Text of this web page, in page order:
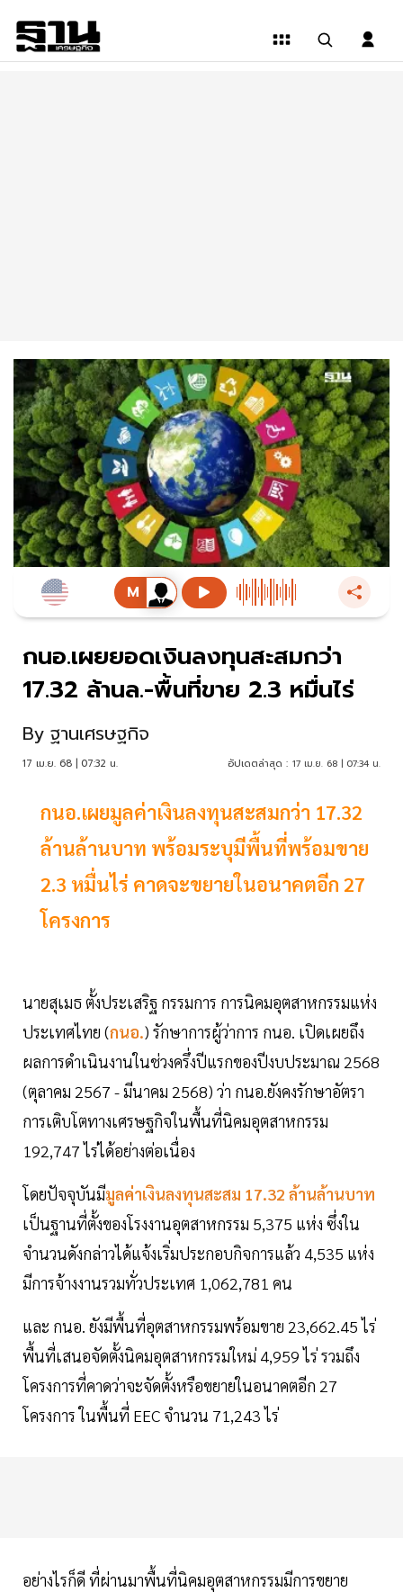
กนอ.เผยยอดเงินลงทุนสะสมกว่า
17.32 ล้านล.-พื้นที่ขาย 2.3 หมื่นไร่
By ฐานเศรษฐกิจ
17 เม.ย. 68 | 07:32 น. อัปเดตล่าสุด : 17 เม.ย. 68 | 07:34 น.
กนอ.เผยมูลค่าเงินลงทุนสะสมกว่า 17.32
ล้านล้านบาท พร้อมระบุมีพื้นที่พร้อมขาย
2.3 หมื่นไร่ คาดจะขยายในอนาคตอีก 27
โครงการ
นายสุเมธ ตั้งประเสริฐ กรรมการ การนิคมอุตสาหกรรมแห่ง
ประเทศไทย (กนอ.) รักษาการผู้ว่าการ กนอ. เปิดเผยถึง
ผลการดำเนินงานในช่วงครึ่งปีแรกของปีงบประมาณ 2568
(ตุลาคม 2567 - มีนาคม 2568) ว่า กนอ.ยังคงรักษาอัตรา
การเติบโตทางเศรษฐกิจในพื้นที่นิคมอุตสาหกรรม
192,747 ไร่ได้อย่างต่อเนื่อง
โดยปัจจุบันมีมูลค่าเงินลงทุนสะสม 17.32 ล้านล้านบาท
เป็นฐานที่ตั้งของโรงงานอุตสาหกรรม 5,375 แห่ง ซึ่งใน
จำนวนดังกล่าวได้แจ้งเริ่มประกอบกิจการแล้ว 4,535 แห่ง
มีการจ้างงานรวมทั่วประเทศ 1,062,781 คน
และ กนอ. ยังมีพื้นที่อุตสาหกรรมพร้อมขาย 23,662.45 ไร่
พื้นที่เสนอจัดตั้งนิคมอุตสาหกรรมใหม่ 4,959 ไร่ รวมถึง
โครงการที่คาดว่าจะจัดตั้งหรือขยายในอนาคตอีก 27
โครงการ ในพื้นที่ EEC จำนวน 71,243 ไร่
อย่างไรก็ดี ที่ผ่านมาพื้นที่นิคมอุตสาหกรรมมีการขยาย